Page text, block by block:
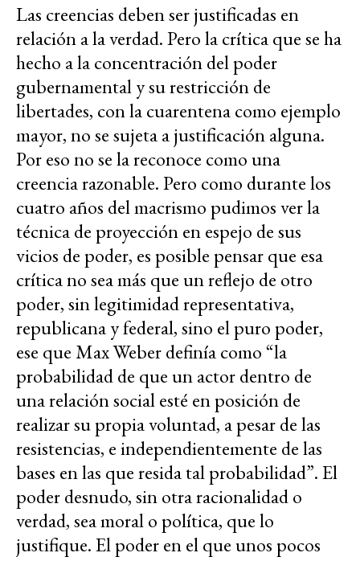
Las creencias deben ser justificadas en
relación a la verdad. Pero la crítica que se ha
hecho a la concentración del poder
gubernamental y su restricción de
libertades, con la cuarentena como ejemplo
mayor, no se sujeta a justificación alguna.
Por eso no se la reconoce como una
creencia razonable. Pero como durante los
cuatro años del macrismo pudimos ver la
técnica de proyección en espejo de sus
vicios de poder, es posible pensar que esa
crítica no sea más que un reflejo de otro
poder, sin legitimidad representativa,
republicana y federal, sino el puro poder,
ese que Max Weber definía como “la
probabilidad de que un actor dentro de
una relación social esté en posición de
realizar su propia voluntad, a pesar de las
resistencias, e independientemente de las
bases en las que resida tal probabilidad”. El
poder desnudo, sin otra racionalidad o
verdad, sea moral o política, que lo
justifique. El poder en el que unos pocos